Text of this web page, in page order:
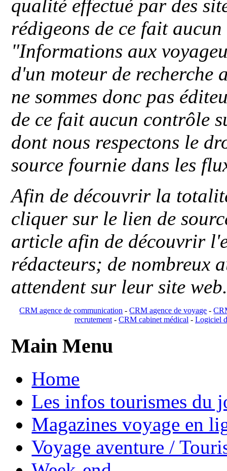
qualité effectué par des
rédigeons de ce fait
"Informations aux
d'un moteur de recherche
ne sommes donc pas
de ce fait aucun contrôle
dont nous respectons le
source fournie dans les
Afin de découvrir la
cliquer sur le lien de
article afin de découvrir
rédacteurs; de nombreux
attendent sur leur site
CRM agence de communication -CRM agence de voyage -
recrutement- CRM cabinet médical- Logiciel
Main Menu
Home
Les infos tourismes du
Magazines voyage en
Voyage aventure /